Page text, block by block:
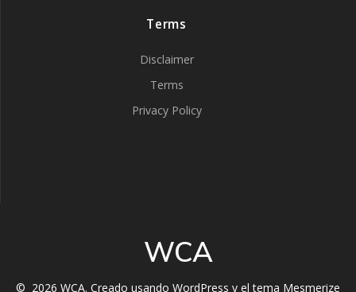
Terms
Disclaimer
Terms
Privacy Policy
WCA
© 2026 WCA. Creado usando WordPress y eltema Mesmerize